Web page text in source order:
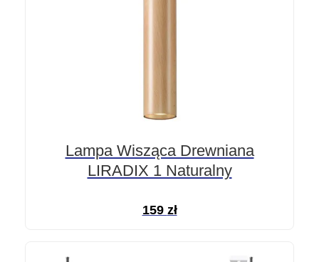
Lampa Wisząca Drewniana
LIRADIX 1 Naturalny
159 zł